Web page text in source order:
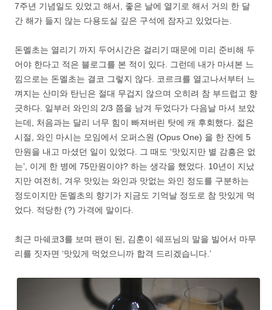
7주년 기념일도 있었고 해서, 좋은 날에 열기로 해서 거의 한 달
간 해가 들지 않는 다용도실 깊은 구석에 잠자고 있었다는.
돈멜초는 열리기 까지 두어시간은 걸리기 때문에 미리 준비해 두
어야 한다고 적은 블로그를 본 적이 있다. 그런데 내가 마셔본 느
낌으로는 돈멜초는 결코 그렇지 않다. 코르크를 열고나서부터 느
껴지는 산미와 탄닌은 절대 무겁지 않으며 오히려 참 부드럽고 향
긋하다. 일부러 와인의 2/3 쯤을 남겨 두었다가 다음날 마셔 보았
는데, 처음과는 달리 너무 힘이 빠져버린 탓에 캐 후회했다. 젋은
시절, 와인 마시는 모임에서 오퍼스원 (Opus One) 을 한 잔에 5
만원을 내고 마셨던 일이 있었다. 그 때도 ‘맛있지만 별 감흥은 없
는’, 이게 한 병에 75만원이야? 하는 생각을 했었다. 10년이 지났
지만 여전히, 겨우 맛있는 와인과 맛없는 와인 정도를 구분하는
정도이지만 돈멜초의 향기가 지금도 기억날 정도로 참 맛있게 먹
었다. 적당한 (?) 가격에 말이다.
최근 마쉐코3를 보며 팬이 된, 김훈이 쉐프님의 말을 빌어서 마무
리를 짓자면 ‘맛있게 먹었으니까 합격 드리겠습니다.’